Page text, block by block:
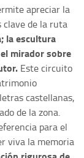
apreciar la
clave de la ruta
la escultura
mirador sobre
Este circuito
castellanas,
de la zona.
para el
viva la memoria